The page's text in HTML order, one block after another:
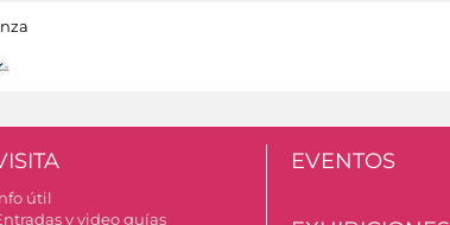
útil
y video guías
EVENTOS